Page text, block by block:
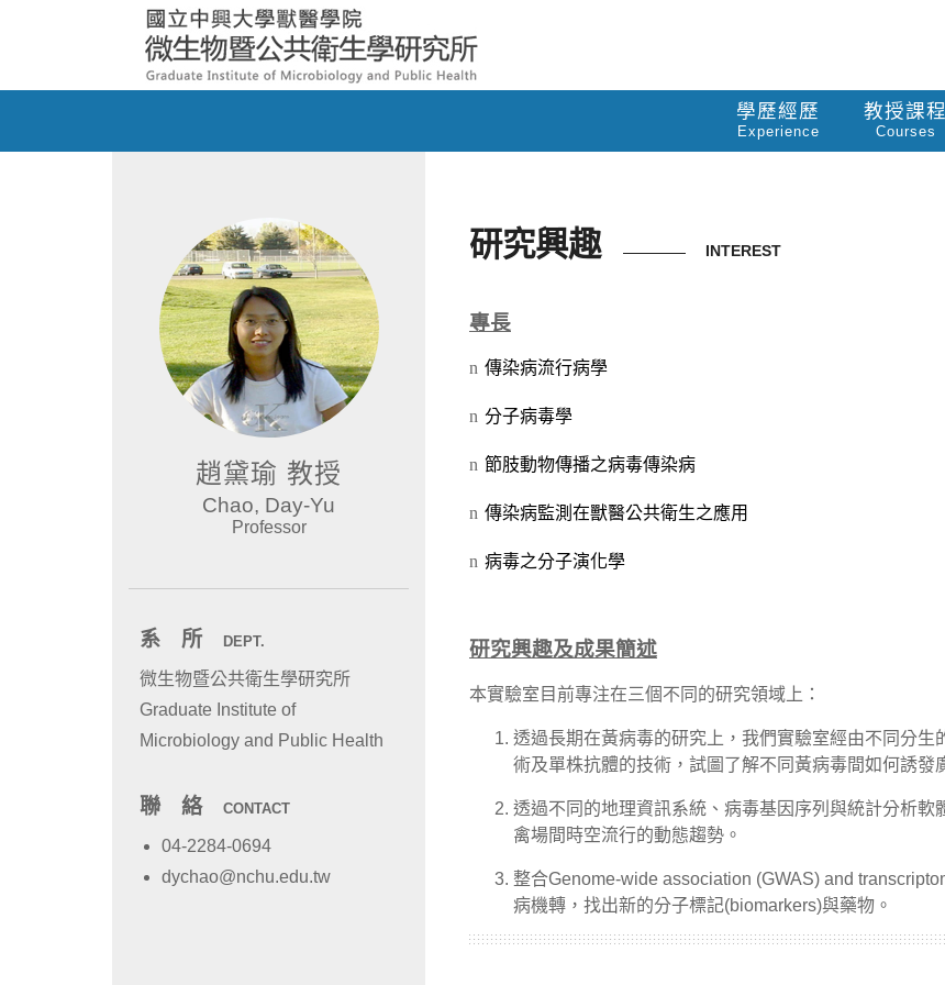
學歷經歷
Experience
教授課程
Courses
趙黛瑜 教授
Chao, Day-Yu
Professor
系 所 DEPT.
微生物暨公共衛生學研究所
Graduate Institute of
Microbiology and Public Health
聯 絡 CONTACT
04-2284-0694
dychao@nchu.edu.tw
研究興趣 INTEREST